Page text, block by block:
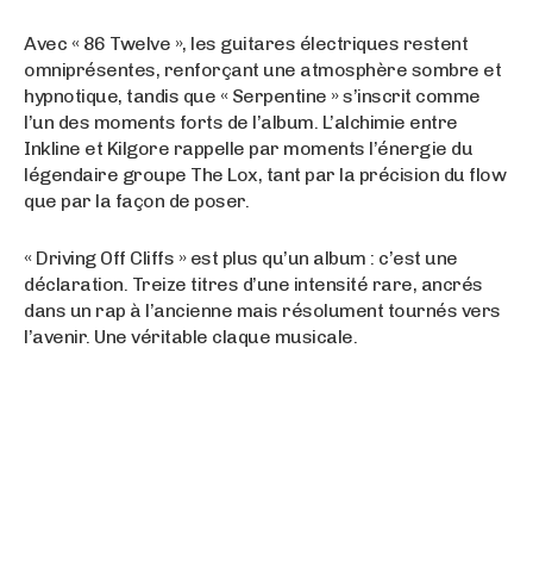
Avec « 86 Twelve », les guitares électriques restent
omniprésentes, renforçant une atmosphère sombre et
hypnotique, tandis que « Serpentine » s’inscrit comme
l’un des moments forts de l’album. L’alchimie entre
Inkline et Kilgore rappelle par moments l’énergie du
légendaire groupe The Lox, tant par la précision du flow
que par la façon de poser.
« Driving Off Cliffs » est plus qu’un album : c’est une
déclaration. Treize titres d’une intensité rare, ancrés
dans un rap à l’ancienne mais résolument tournés vers
l’avenir. Une véritable claque musicale.